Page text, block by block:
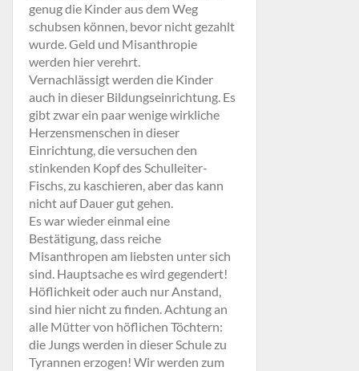
genug die Kinder aus dem Weg
schubsen können, bevor nicht gezahlt
wurde. Geld und Misanthropie
werden hier verehrt.
Vernachlässigt werden die Kinder
auch in dieser Bildungseinrichtung. Es
gibt zwar ein paar wenige wirkliche
Herzensmenschen in dieser
Einrichtung, die versuchen den
stinkenden Kopf des Schulleiter-
Fischs, zu kaschieren, aber das kann
nicht auf Dauer gut gehen.
Es war wieder einmal eine
Bestätigung, dass reiche
Misanthropen am liebsten unter sich
sind. Hauptsache es wird gegendert!
Höflichkeit oder auch nur Anstand,
sind hier nicht zu finden. Achtung an
alle Mütter von höflichen Töchtern:
die Jungs werden in dieser Schule zu
Tyrannen erzogen! Wir werden zum